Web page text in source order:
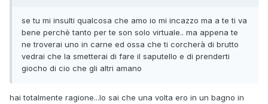
se tu mi insulti qualcosa che amo io mi incazzo ma a te ti va
bene perchè tanto per te son solo virtuale.. ma appena te
ne troverai uno in carne ed ossa che ti corcherà di brutto
vedrai che la smetterai di fare il saputello e di prenderti
giocho di cio che gli altri amano
hai totalmente ragione...lo sai che una volta ero in un bagno in